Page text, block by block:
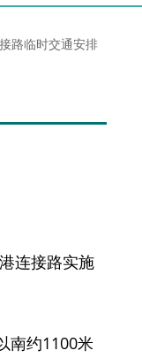
路临时交通安排
连接路实施
南约1100米